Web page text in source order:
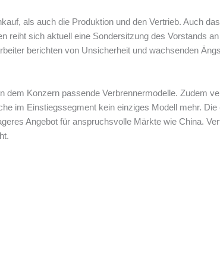
als auch die Produktion und den Vertrieb. Auch
reiht sich aktuell eine Sondersitzung des Vorstands
berichten von Unsicherheit und wachsenden
dem Konzern passende Verbrennermodelle. Zudem
im Einstiegssegment kein einziges Modell mehr.
Angebot für anspruchsvolle Märkte wie China.